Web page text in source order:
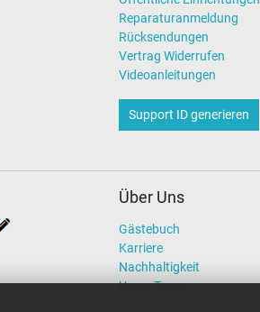
Reparaturanmeldung
Rücksendungen
Vertrag Widerrufen
Videoanleitungen
Support ID generieren
Über Uns
Gästebuch
Karriere
Nachhaltigkeit
Unser Team